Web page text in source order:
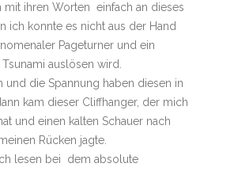
mit ihren Worten einfach an dieses
ich konnte es nicht aus der Hand
Pageturner und ein
auslösen wird.
und die Spannung haben diesen in
kam dieser Cliffhanger, der mich
und einen kalten Schauer nach
Rücken jagte.
lesen bei dem absolute